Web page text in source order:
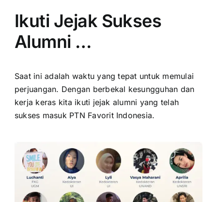
Ikuti Jejak Sukses
Alumni …
Saat ini adalah waktu yang tepat untuk memulai
perjuangan. Dengan berbekal kesungguhan dan
kerja keras kita ikuti jejak alumni yang telah
sukses masuk PTN Favorit Indonesia.